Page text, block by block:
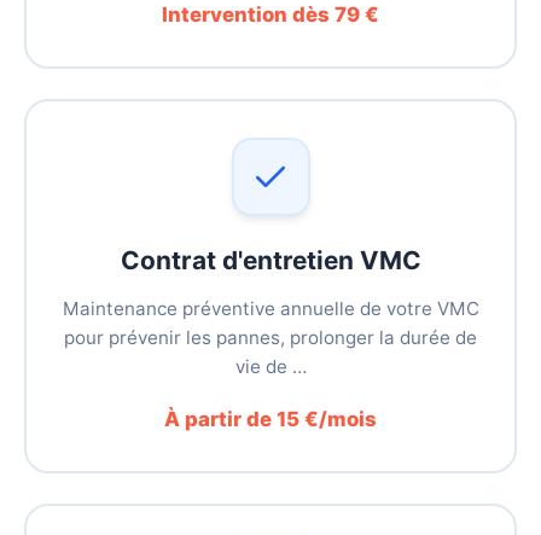
Intervention dès 79 €
Contrat d'entretien VMC
Maintenance préventive annuelle de votre VMC
pour prévenir les pannes, prolonger la durée de
vie de …
À partir de 15 €/mois